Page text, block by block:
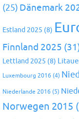
(25) Dänemark
Estland 2025 (8)
Finnland 2025
Lettland 2025 (8)
Luxembourg 2016 (4)
Niederlande 2016 (5)
Norwegen 2015